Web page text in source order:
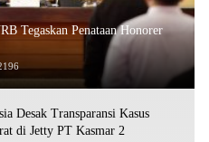
Tegaskan Penataan Honorer
Desak Transparansi Kasus
di Jetty PT Kasmar 2